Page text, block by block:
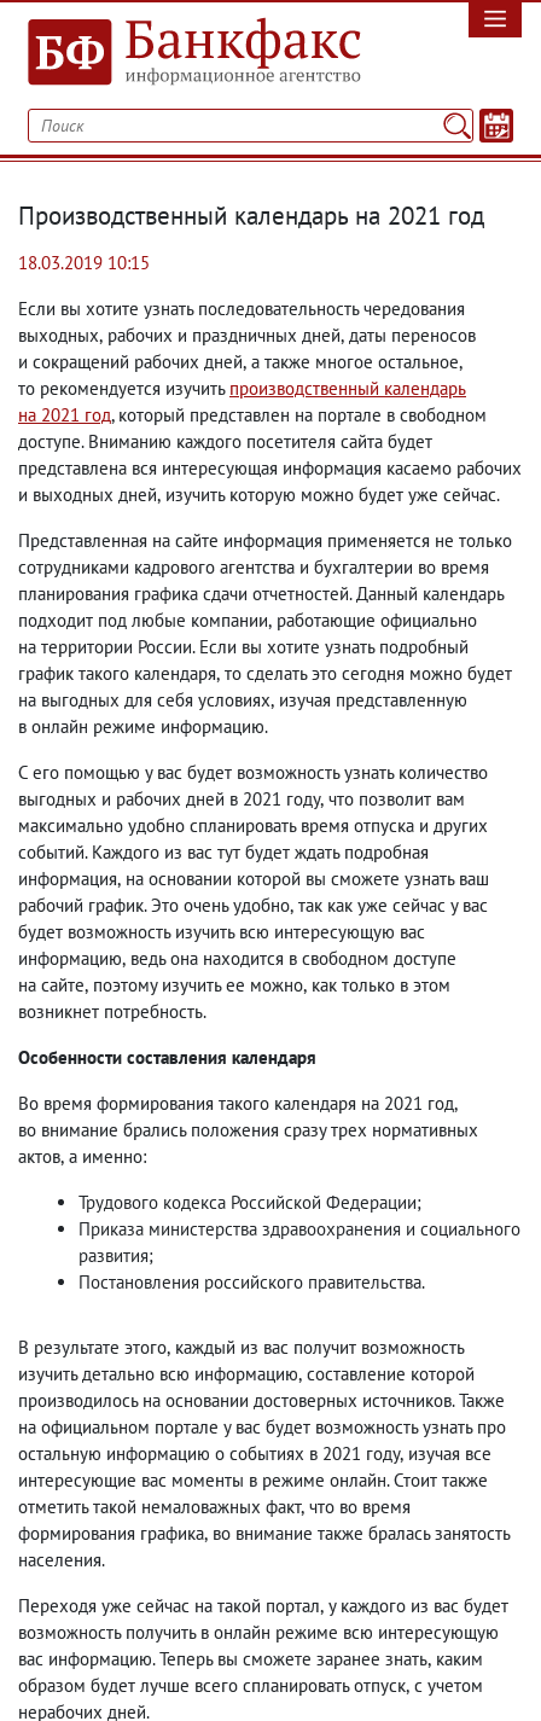
Производственный календарь на 2021 год
18.03.2019 10:15
Если вы хотите узнать последовательность чередования
выходных, рабочих и праздничных дней, даты переносов
и сокращений рабочих дней, а также многое остальное,
то рекомендуется изучить производственный календарь
на 2021 год, который представлен на портале в свободном
доступе. Вниманию каждого посетителя сайта будет
представлена вся интересующая информация касаемо рабочих
и выходных дней, изучить которую можно будет уже сейчас.
Представленная на сайте информация применяется не только
сотрудниками кадрового агентства и бухгалтерии во время
планирования графика сдачи отчетностей. Данный календарь
подходит под любые компании, работающие официально
на территории России. Если вы хотите узнать подробный
график такого календаря, то сделать это сегодня можно будет
на выгодных для себя условиях, изучая представленную
в онлайн режиме информацию.
С его помощью у вас будет возможность узнать количество
выгодных и рабочих дней в 2021 году, что позволит вам
максимально удобно спланировать время отпуска и других
событий. Каждого из вас тут будет ждать подробная
информация, на основании которой вы сможете узнать ваш
рабочий график. Это очень удобно, так как уже сейчас у вас
будет возможность изучить всю интересующую вас
информацию, ведь она находится в свободном доступе
на сайте, поэтому изучить ее можно, как только в этом
возникнет потребность.
Особенности составления календаря
Во время формирования такого календаря на 2021 год,
во внимание брались положения сразу трех нормативных
актов, а именно:
Трудового кодекса Российской Федерации;
Приказа министерства здравоохранения и социального
развития;
Постановления российского правительства.
В результате этого, каждый из вас получит возможность
изучить детально всю информацию, составление которой
производилось на основании достоверных источников. Также
на официальном портале у вас будет возможность узнать про
остальную информацию о событиях в 2021 году, изучая все
интересующие вас моменты в режиме онлайн. Стоит также
отметить такой немаловажных факт, что во время
формирования графика, во внимание также бралась занятость
населения.
Переходя уже сейчас на такой портал, у каждого из вас будет
возможность получить в онлайн режиме всю интересующую
вас информацию. Теперь вы сможете заранее знать, каким
образом будет лучше всего спланировать отпуск, с учетом
нерабочих дней.